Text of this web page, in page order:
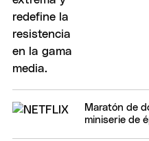
Maratón de
miniserie de